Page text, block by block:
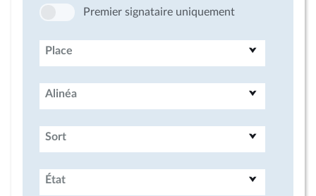
Premier signataire uniquement
Place
Alinéa
Sort
État